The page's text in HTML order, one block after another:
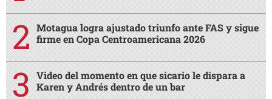
Motagua logra ajustado triunfo ante FAS y sigue
firme en Copa Centroamericana 2026
Video del momento en que sicario le dispara a
Karen y Andrés dentro de un bar